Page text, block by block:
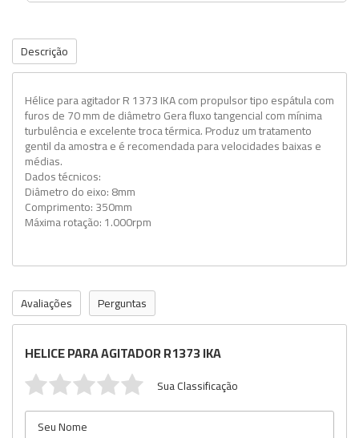
Descrição
Hélice para agitador R 1373 IKA com propulsor tipo espátula com
furos de 70 mm de diâmetro Gera fluxo tangencial com mínima
turbulência e excelente troca térmica. Produz um tratamento
gentil da amostra e é recomendada para velocidades baixas e
médias.
Dados técnicos:
Diâmetro do eixo: 8mm
Comprimento: 350mm
Máxima rotação: 1.000rpm
Avaliações Perguntas
HELICE PARA AGITADOR R1373 IKA
Sua Classificação